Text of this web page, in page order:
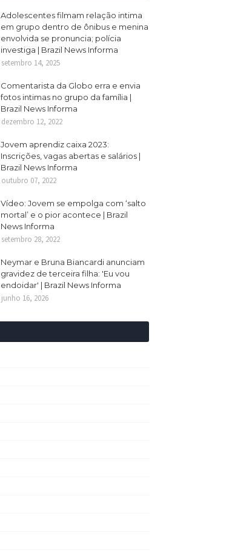
Adolescentes filmam relação intima
em grupo dentro de ônibus e menina
envolvida se pronuncia; polícia
investiga | Brazil News Informa
setembro 14, 2025
Comentarista da Globo erra e envia
fotos intimas no grupo da família |
Brazil News Informa
dezembro 12, 2022
Jovem aprendiz caixa 2023:
Inscrições, vagas abertas e salários |
Brazil News Informa
outubro 07, 2022
Vídeo: Jovem se empolga com ‘salto
mortal’ e o pior acontece | Brazil
News Informa
setembro 28, 2022
Neymar e Bruna Biancardi anunciam
gravidez de terceira filha: 'Eu vou
endoidar' | Brazil News Informa
junho 16, 2026